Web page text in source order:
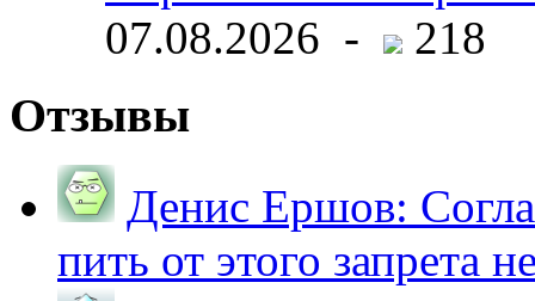
07.08.2026 -
218
Отзывы
Денис Ершов:
пить от этого запрета